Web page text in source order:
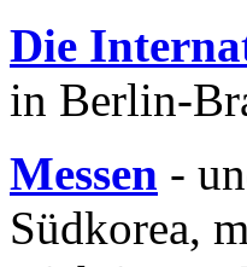
Die
in Berlin-
Messen -
Südkorea,